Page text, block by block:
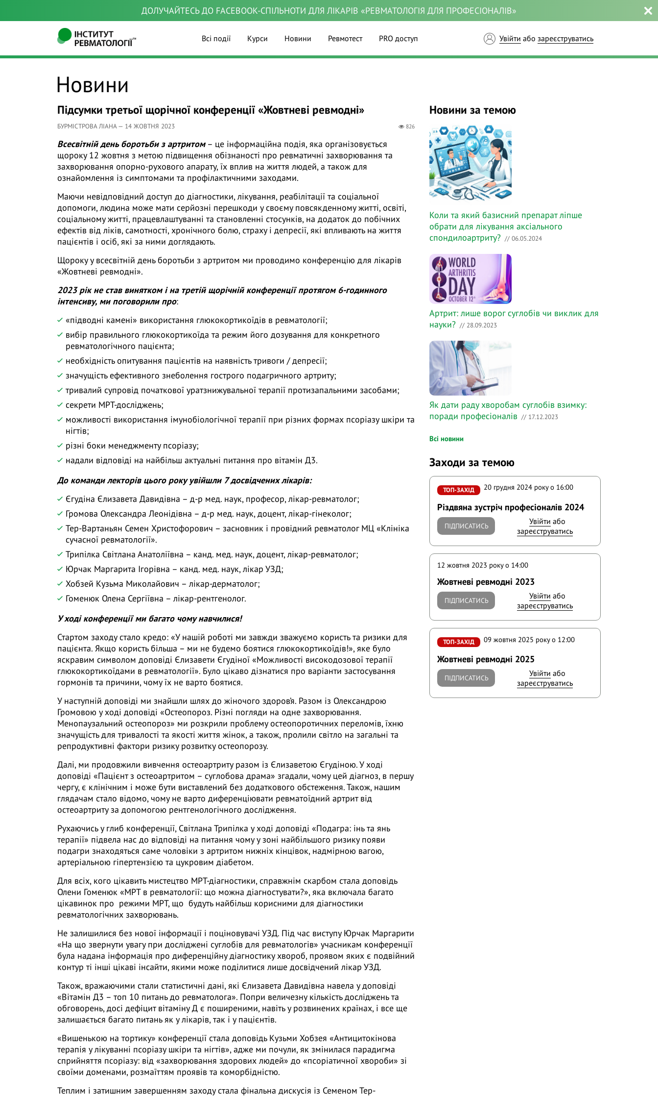
ДОЛУЧАЙТЕСЬ ДО FACEBOOK-СПІЛЬНОТИ ДЛЯ ЛІКАРІВ «РЕВМАТОЛОГІЯ ДЛЯ ПРОФЕСІОНАЛІВ»
Всі події Курси Новини Ревмотест PRO доступ Увійти або зареєструватись
Новини
Підсумки третьої щорічної конференції «Жовтневі ревмодні»
БУРМІСТРОВА ЛІАНА — 14 ЖОВТНЯ 2023 826
Всесвітній день боротьби з артритом– це інформаційна подія, яка організовується
щороку 12 жовтня з метою підвищення обізнаності про ревматичні захворювання та
захворювання опорно-рухового апарату, їх вплив на життя людей, а також для
ознайомлення із симптомами та профілактичними заходами.
Маючи невідповідний доступ до діагностики, лікування, реабілітації та соціальної
допомоги, людина може мати серйозні перешкоди у своєму повсякденному житті, освіті,
соціальному житті, працевлаштуванні та становленні стосунків, на додаток до побічних
ефектів від ліків, самотності, хронічного болю, страху і депресії, які впливають на життя
пацієнтів і осіб, які за ними доглядають.
Щороку у всесвітній день боротьби з артритом ми проводимо конференцію для лікарів
«Жовтневі ревмодні».
2023 рік не став винятком і на третій щорічній конференції протягом 6-годинного
інтенсиву, ми поговорили про:
«підводні камені» використання глюкокортикоїдів в ревматології;
вибір правильного глюкокортикоїда та режим його дозування для конкретного
ревматологічного пацієнта;
необхідність опитування пацієнтів на наявність тривоги / депресії;
значущість ефективного знеболення гострого подагричного артриту;
тривалий супровід початкової уратзнижувальної терапії протизапальними засобами;
секрети МРТ-досліджень;
можливості використання імунобіологічної терапії при різних формах псоріазу шкіри та
нігтів;
різні боки менеджменту псоріазу;
надали відповіді на найбільш актуальні питання про вітамін Д3.
До команди лекторів цього року увійшли 7 досвідчених лікарів:
Єгудіна Єлизавета Давидівна – д-р мед. наук, професор, лікар-ревматолог;
Громова Олександра Леонідівна – д-р мед. наук, доцент, лікар-гінеколог;
Тер-Вартаньян Семен Христофорович – засновник і провідний ревматолог МЦ «Клініка
сучасної ревматології».
Трипілка Світлана Анатоліївна – канд. мед. наук, доцент, лікар-ревматолог;
Юрчак Маргарита Ігорівна – канд. мед. наук, лікар УЗД;
Хобзей Кузьма Миколайович – лікар-дерматолог;
Гоменюк Олена Сергіївна – лікар-рентгенолог.
У ході конференції ми багато чому навчилися!
Стартом заходу стало кредо: «У нашій роботі ми завжди зважуємо користь та ризики для
пацієнта. Якщо користь більша – ми не будемо боятися глюкокортикоїдів!», яке було
яскравим символом доповіді Єлизавети Єгудіної «Можливості високодозової терапії
глюкокортикоїдами в ревматології». Було цікаво дізнатися про варіанти застосування
гормонів та причини, чому їх не варто боятися.
У наступній доповіді ми знайшли шлях до жіночого здоров’я. Разом із Олександрою
Громовою у ході доповіді «Остеопороз. Різні погляди на одне захворювання.
Менопаузальний остеопороз» ми розкрили проблему остеопоротичних переломів, їхню
значущість для тривалості та якості життя жінок, а також, пролили світло на загальні та
репродуктивні фактори ризику розвитку остеопорозу.
Далі, ми продовжили вивчення остеоартриту разом із Єлизаветою Єгудіною. У ході
доповіді «Пацієнт з остеоартритом – суглобова драма» згадали, чому цей діагноз, в першу
чергу, є клінічним і може бути виставлений без додаткового обстеження. Також, нашим
глядачам стало відомо, чому не варто диференціювати ревматоїдний артрит від
остеоартриту за допомогою рентгенологічного дослідження.
Рухаючись у глиб конференції, Світлана Трипілка у ході доповіді «Подагра: інь та янь
терапії» підвела нас до відповіді на питання чому у зоні найбільшого ризику появи
подагри знаходяться саме чоловіки з артритом нижніх кінцівок, надмірною вагою,
артеріальною гіпертензією та цукровим діабетом.
Для всіх, кого цікавить мистецтво МРТ-діагностики, справжнім скарбом стала доповідь
Олени Гоменюк «МРТ в ревматології: що можна діагностувати?», яка включала багато
цікавинок про режими МРТ, що будуть найбільш корисними для діагностики
ревматологічних захворювань.
Не залишилися без нової інформації і поціновувачі УЗД. Під час виступу Юрчак Маргарити
«На що звернути увагу при досліджені суглобів для ревматологів» учасникам конференції
була надана інформація про диференційну діагностику хвороб, проявом яких є подвійний
контур ті інші цікаві інсайти, якими може поділитися лише досвідчений лікар УЗД.
Також, вражаючими стали статистичні дані, які Єлизавета Давидівна навела у доповіді
«Вітамін Д3 – топ 10 питань до ревматолога». Попри величезну кількість досліджень та
обговорень, досі дефіцит вітаміну Д є поширеними, навіть у розвинених країнах, і все ще
залишається багато питань як у лікарів, так і у пацієнтів.
«Вишенькою на тортику» конференції стала доповідь Кузьми Хобзея «Антицитокінова
терапія у лікуванні псоріазу шкіри та нігтів», адже ми почули, як змінилася парадигма
сприйняття псоріазу: від «захворювання здорових людей» до «псоріатичної хвороби» зі
своїми доменами, розмаїттям проявів та коморбідністю.
Теплим і затишним завершенням заходу стала фінальна дискусія із Семеном Тер-
Новини за темою
Коли та який базисний препарат ліпше
обрати для лікування аксіального
спондилоартриту? // 06.05.2024
Артрит: лише ворог суглобів чи виклик для
науки? // 28.09.2023
Як дати раду хворобам суглобів взимку:
поради професіоналів // 17.12.2023
Всі новини
Заходи за темою
ТОП-ЗАХІД 20 грудня 2024 року o 16:00
Різдвяна зустріч професіоналів 2024
ПІДПИСАТИСЬ Увійти або
зареєструватись
12 жовтня 2023 року o 14:00
Жовтневі ревмодні 2023
ПІДПИСАТИСЬ Увійти або
зареєструватись
ТОП-ЗАХІД 09 жовтня 2025 року o 12:00
Жовтневі ревмодні 2025
ПІДПИСАТИСЬ Увійти або
зареєструватись